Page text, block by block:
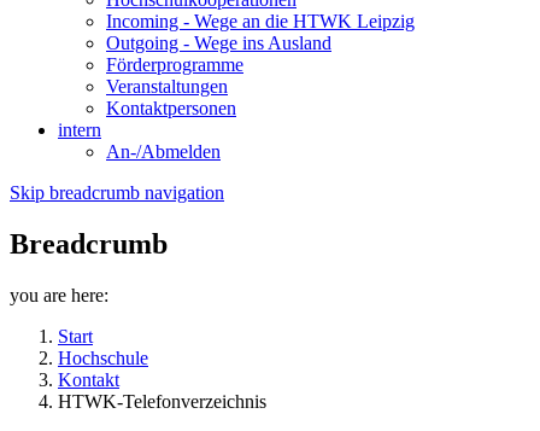
Incoming - Wege an die HTWK Leipzig
Outgoing - Wege ins Ausland
Förderprogramme
Veranstaltungen
Kontaktpersonen
intern
An-/Abmelden
Skip breadcrumb navigation
Breadcrumb
you are here:
Start
Hochschule
Kontakt
HTWK-Telefonverzeichnis